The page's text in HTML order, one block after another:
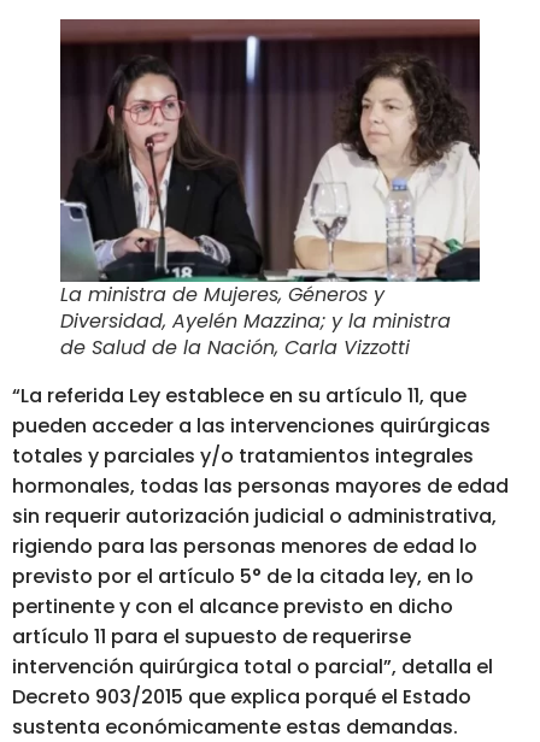
La ministra de Mujeres, Géneros y
Diversidad, Ayelén Mazzina; y la ministra
de Salud de la Nación, Carla Vizzotti
“La referida Ley establece en su artículo 11, que
pueden acceder a las intervenciones quirúrgicas
totales y parciales y/o tratamientos integrales
hormonales, todas las personas mayores de edad
sin requerir autorización judicial o administrativa,
rigiendo para las personas menores de edad lo
previsto por el artículo 5° de la citada ley, en lo
pertinente y con el alcance previsto en dicho
artículo 11 para el supuesto de requerirse
intervención quirúrgica total o parcial”, detalla el
Decreto 903/2015 que explica porqué el Estado
sustenta económicamente estas demandas.